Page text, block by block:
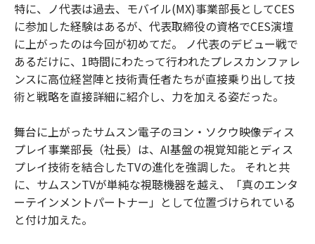
特に、ノ代表は過去、モバイル(MX)事業部長としてCES
に参加した経験はあるが、代表取締役の資格でCES演壇
に上がったのは今回が初めてだ。 ノ代表のデビュー戦で
あるだけに、1時間にわたって行われたプレスカンファレ
ンスに高位経営陣と技術責任者たちが直接乗り出して技
術と戦略を直接詳細に紹介し、力を加える姿だった。
舞台に上がったサムスン電子のヨン・ソクウ映像ディス
プレイ事業部長（社長）は、AI基盤の視覚知能とディス
プレイ技術を結合したTVの進化を強調した。 それと共
に、サムスンTVが単純な視聴機器を越え、「真のエンタ
ーテインメントパートナー」として位置づけられている
と付け加えた。